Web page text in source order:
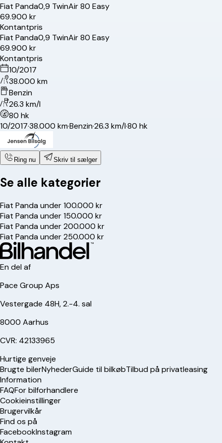
Fiat Panda0,9 TwinAir 80 Easy
69.900 kr
Kontantpris
Fiat Panda0,9 TwinAir 80 Easy
69.900 kr
Kontantpris
10/2017
38.000 km
Benzin
26.3 km/l
80 hk
10/2017·38.000 km·Benzin·26.3 km/l·80 hk
Ring nu Skriv til sælger
Se alle kategorier
Fiat Panda under 100.000 kr
Fiat Panda under 150.000 kr
Fiat Panda under 200.000 kr
Fiat Panda under 250.000 kr
En del af
Pace Group Aps
Vestergade 48H, 2.-4. sal
8000 Aarhus
CVR: 42133965
Hurtige genveje
Brugte bilerNyhederGuide til bilkøbTilbud på privatleasing
Information
FAQFor bilforhandlere
Cookieinstillinger
Brugervilkår
Find os på
FacebookInstagram